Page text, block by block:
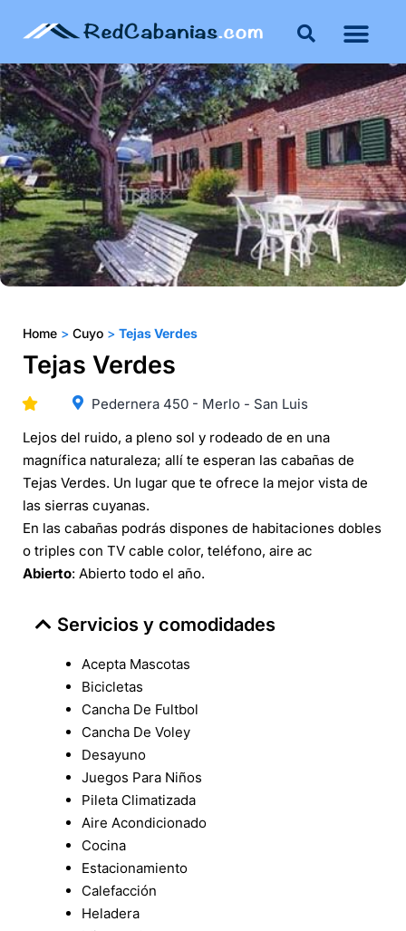
Home > Cuyo > Tejas Verdes
Tejas Verdes
Pedernera 450 - Merlo - San Luis
Lejos del ruido, a pleno sol y rodeado de en una
magnífica naturaleza; allí te esperan las cabañas de
Tejas Verdes. Un lugar que te ofrece la mejor vista de
las sierras cuyanas.
En las cabañas podrás dispones de habitaciones dobles
o triples con TV cable color, teléfono, aire ac
Abierto: Abierto todo el año.
Servicios y comodidades
Acepta Mascotas
Bicicletas
Cancha De Fultbol
Cancha De Voley
Desayuno
Juegos Para Niños
Pileta Climatizada
Aire Acondicionado
Cocina
Estacionamiento
Calefacción
Heladera